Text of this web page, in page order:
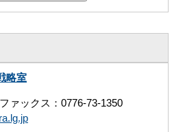
略室
ァックス：0776-73-1350